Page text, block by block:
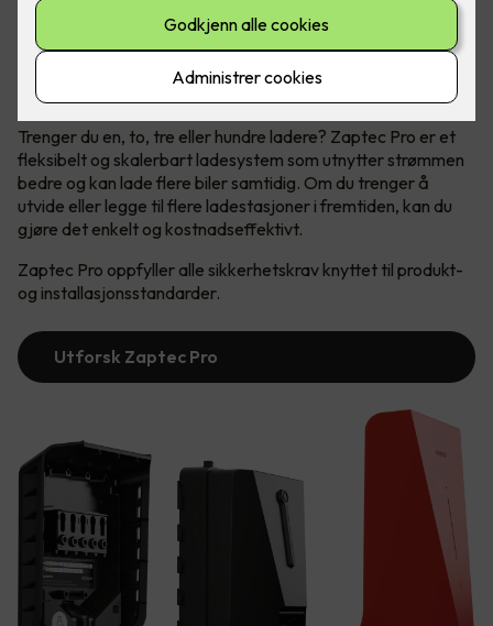
Når du trenger flere ladestasjoner
Zaptec Pro
Trenger du en, to, tre eller hundre ladere? Zaptec Pro er et
fleksibelt og skalerbart ladesystem som utnytter strømmen
bedre og kan lade flere biler samtidig. Om du trenger å
utvide eller legge til flere ladestasjoner i fremtiden, kan du
gjøre det enkelt og kostnadseffektivt.
Zaptec Pro oppfyller alle sikkerhetskrav knyttet til produkt-
og installasjonsstandarder.
Utforsk Zaptec Pro